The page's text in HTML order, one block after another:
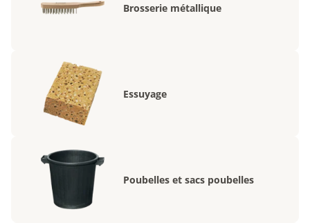
Brosserie métallique
Essuyage
Poubelles et sacs poubelles